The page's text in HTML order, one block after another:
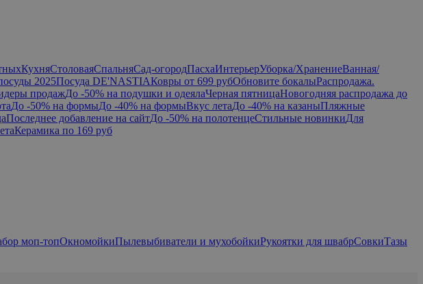
КухняСтоловаяСпальняСад-огородПасхаИнтерьерУборка/ХранениеВанная/
2025Посуда DE'NASTIAКовры от 699 рубОбновите бокалыРаспродажа.
продажДо -50% на подушки и одеялаЧерная пятницаНовогодняя распродажа до
До -50% на формыДо -40% на формыВкус летаДо -40% на казаныПляжные
Последнее добавление на сайтДо -50% на полотенцеСтильные новинкиДля
Керамика по 169 руб
моп-топОкномойкиПылевыбиватели и мухобойкиРукоятки для швабрСовкиТазы